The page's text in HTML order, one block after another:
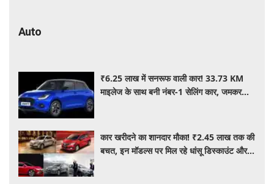
Auto
₹6.25 लाख में सनरूफ वाली कार! 33.73 KM
माइलेज के साथ बनी नंबर-1 सेलिंग कार, जमकर
कार खरीदने का शानदार मौका! ₹2.45 लाख तक की
बचत, इन मॉडल्स पर मिल रहे धांसू डिस्काउंट और